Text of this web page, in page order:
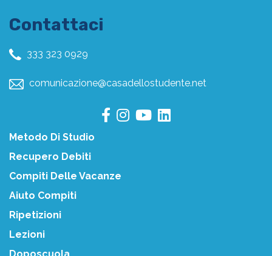
Contattaci
333 323 0929
comunicazione@casadellostudente.net
Metodo Di Studio
Recupero Debiti
Compiti Delle Vacanze
Aiuto Compiti
Ripetizioni
Lezioni